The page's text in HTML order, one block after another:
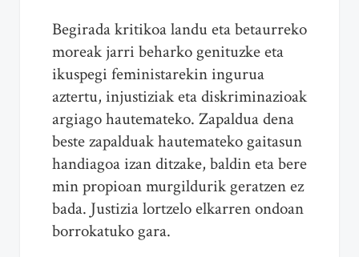
Begirada kritikoa landu eta betaurreko
moreak jarri beharko genituzke eta
ikuspegi feministarekin ingurua
aztertu, injustiziak eta diskriminazioak
argiago hautemateko. Zapaldua dena
beste zapalduak hautemateko gaitasun
handiagoa izan ditzake, baldin eta bere
min propioan murgildurik geratzen ez
bada. Justizia lortzelo elkarren ondoan
borrokatuko gara.